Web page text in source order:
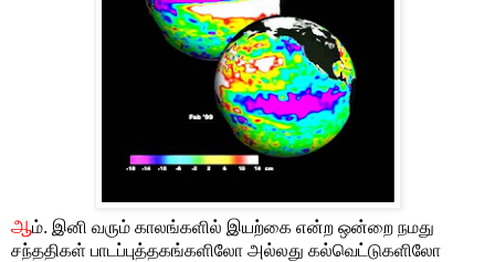
ஆம். இனி வரும் காலங்களில் இயற்கை என்ற ஒன்றை நமது
சந்ததிகள் பாடப்புத்தகங்களிலோ அல்லது கல்வெட்டுகளிலோ